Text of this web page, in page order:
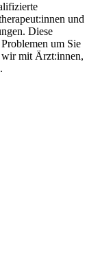
und
Diese
um Sie
mit Ärzt:innen,